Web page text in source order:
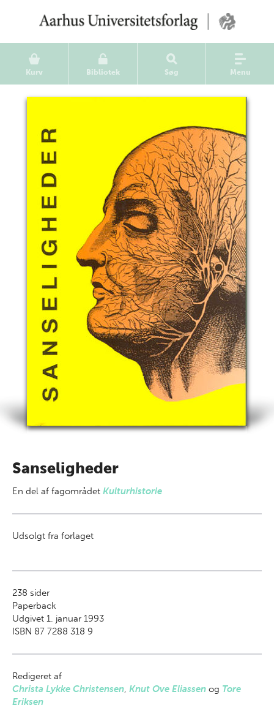
Kurv Bibliotek Søg Menu
Sanseligheder
En del af fagområdet Kulturhistorie
Udsolgt fra forlaget
238 sider
Paperback
Udgivet 1. januar 1993
ISBN 87 7288 318 9
Redigeret af
Christa Lykke Christensen, Knut Ove Eliassen og Tore
Eriksen